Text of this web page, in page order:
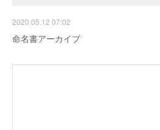
2020.05.12 07:02
命名書アーカイブ